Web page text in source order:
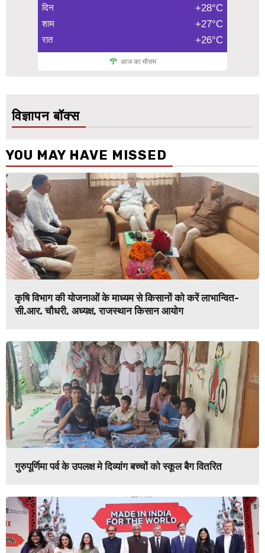
दिन +28°C
शाम +27°C
रात +26°C
आज का मौसम
विज्ञापन बॉक्स
YOU MAY HAVE MISSED
कृषि विभाग की योजनाओं के माध्यम से किसानों को करें लाभान्वित-
सी.आर. चौधरी, अध्यक्ष, राजस्थान किसान आयोग
गुरुपूर्णिमा पर्व के उपलक्ष मे दिव्यांग बच्चों को स्कूल बैग वितरित